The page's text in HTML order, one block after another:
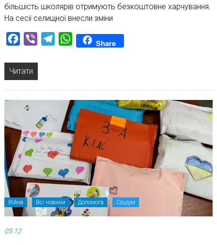
більшість школярів отримують безкоштовне харчування.
На сесії селищної внесли зміни
Facebook
Viber TelegramWhatsAppShare
Читати
Війна Всі новини Допомога Соціум
05.12.